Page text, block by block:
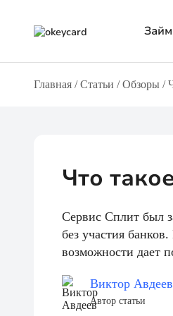
Главная /Статьи /Обзоры /
Что
Сервис Сплит был
без участия
возможности дает
Виктор Авдеев
Автор статьи